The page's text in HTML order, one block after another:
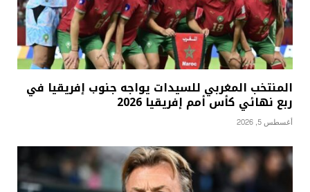
المنتخب المغربي للسيدات يواجه جنوب إفريقيا في
ربع نهائي كأس أمم إفريقيا 2026
أغسطس 5, 2026